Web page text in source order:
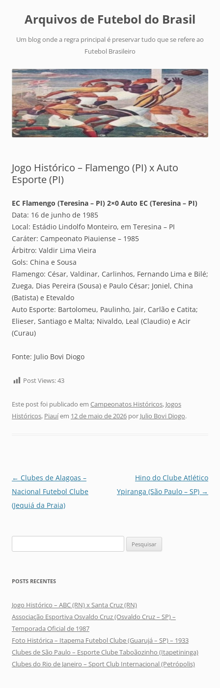
Arquivos de Futebol do Brasil
Um blog onde a regra principal é preservar tudo que se refere ao
Futebol Brasileiro
Jogo Histórico – Flamengo (PI) x Auto
Esporte (PI)
EC Flamengo (Teresina – PI) 2×0 Auto EC (Teresina – PI)
Data: 16 de junho de 1985
Local: Estádio Lindolfo Monteiro, em Teresina – PI
Caráter: Campeonato Piauiense – 1985
Árbitro: Valdir Lima Vieira
Gols: China e Sousa
Flamengo: César, Valdinar, Carlinhos, Fernando Lima e Bilé;
Zuega, Dias Pereira (Sousa) e Paulo César; Joniel, China
(Batista) e Etevaldo
Auto Esporte: Bartolomeu, Paulinho, Jair, Carlão e Catita;
Elieser, Santiago e Malta; Nivaldo, Leal (Claudio) e Acir
(Curau)
Fonte: Julio Bovi Diogo
Post Views:43
Este post foi publicado em Campeonatos Históricos, Jogos
Históricos, Piauíem 12 de maio de 2026 por Julio Bovi Diogo.
Navegação
de
posts
← Clubes de Alagoas –
Nacional Futebol Clube
(Jequiá da Praia)
Hino do Clube Atlético
Ypiranga (São Paulo – SP) →
por:
POSTS RECENTES
Jogo Histórico – ABC (RN) x Santa Cruz (RN)
Associação Esportiva Osvaldo Cruz (Osvaldo Cruz – SP) –
Temporada Oficial de 1987
Foto Histórica – Itapema Futebol Clube (Guarujá – SP) – 1933
Clubes de São Paulo – Esporte Clube Taboãozinho (Itapetininga)
Clubes do Rio de Janeiro – Sport Club Internacional (Petrópolis)